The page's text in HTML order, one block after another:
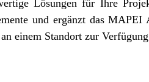
Lösungen für Ihre
und ergänzt das
einem Standort zur